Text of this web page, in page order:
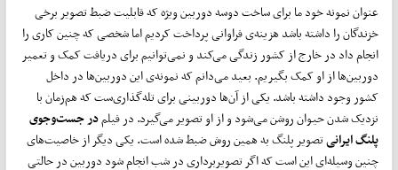
عنوان نمونه خود ما برای ساخت دوسه دوربین‌ ویژه که قابلیت ضبط تصویر برخی
خزندگان را داشته باشد هزینه‌ی فراوانی پرداخت کردیم اما شخصی که چنین کاری را
انجام داد در خارج از کشور زندگی می‌کند و نمی‌توانیم برای دریافت کمک و تعمیر
دوربین‌ها از او کمک بگیریم. بعید می‌دانم که نمونه‌ی این دوربین‌ها در داخل
کشور وجود داشته باشد. یکی از آن‌ها دوربینی برای تله‌‌گذاری‌‌ست که هم‌زمان با
نزدیک شدن حیوان روشن می‌شود و از او تصویر می‌گیرد. در فیلمدر جستوجوی
پلنگ ایرانیتصویر پلنگ به همین روش ضبط شده است. یکی دیگر از خاصیت‌های
چنین وسیله‌ای این است که اگر تصویربرداری در شب انجام شود دوربین در حالتی